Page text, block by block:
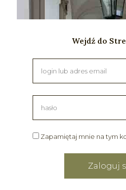
Wejdź do
Zapamiętaj mnie na tym